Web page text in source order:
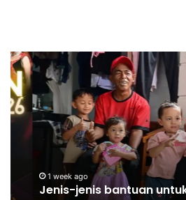
Jenis-
jenis
bantuan
untuk
isi
rumah
1 week ago
Jenis-jenis bantuan untuk isi